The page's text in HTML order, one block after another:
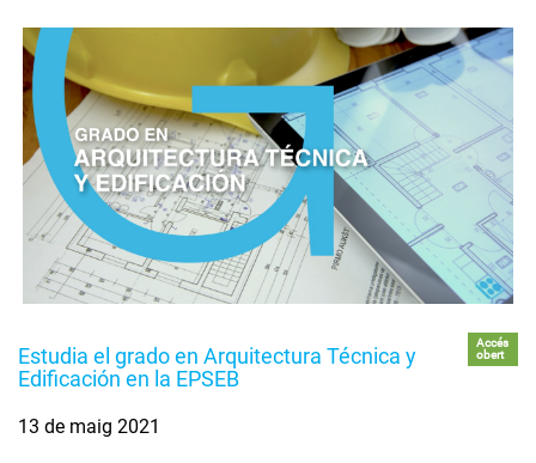
Estudia el grado en Arquitectura Técnica y
Edificación en la EPSEB
Accés
obert
13 de maig 2021